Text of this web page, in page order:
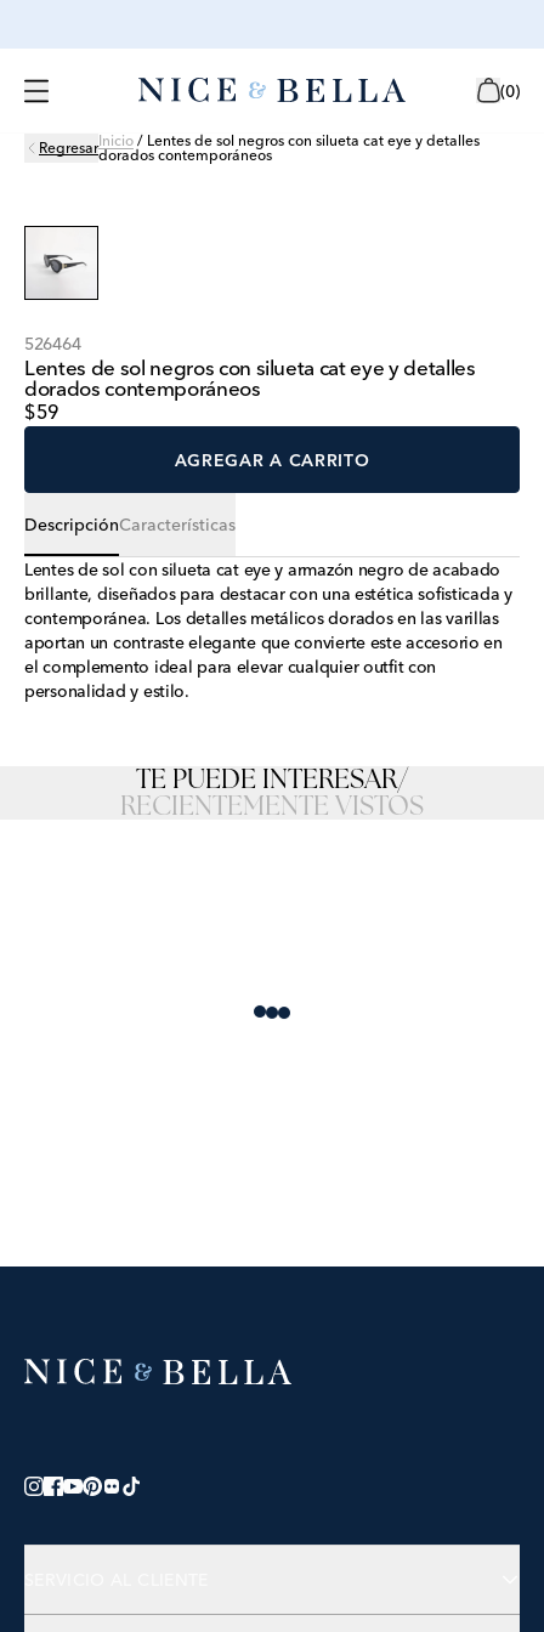
(0)
RegresarInicio / Lentes de sol negros con silueta cat eye y detalles
dorados contemporáneos
526464
Lentes de sol negros con silueta cat eye y detalles
dorados contemporáneos
$59
AGREGAR A CARRITO
DescripciónCaracterísticas
Lentes de sol con silueta cat eye y armazón negro de acabado
brillante, diseñados para destacar con una estética sofisticada y
contemporánea. Los detalles metálicos dorados en las varillas
aportan un contraste elegante que convierte este accesorio en
el complemento ideal para elevar cualquier outfit con
personalidad y estilo.
TE PUEDE INTERESAR/
RECIENTEMENTE VISTOS
Loading